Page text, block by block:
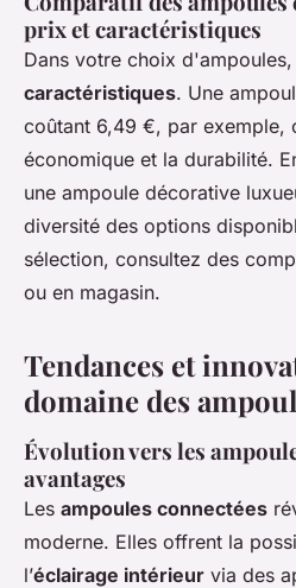
prix et caractéristiques
Dans votre choix
caractéristiques. Une
coûtant 6,49 €, par exemple,
économique et la durabilité.
une ampoule décorative
diversité des options
sélection, consultez des
ou en magasin.
Tendances et
domaine des
Évolution vers les
avantages
Les ampoules connectées
moderne. Elles offrent la
l’éclairage intérieur via des